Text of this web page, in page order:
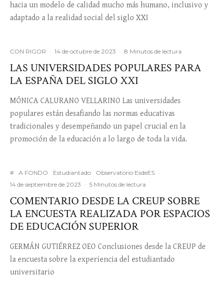
hacia un modelo de calidad mucho más humano, inclusivo y
adaptado a la realidad social del siglo XXI
CON RIGOR · 14 de octubre de 2023 · 8 Minutos de lectura
LAS UNIVERSIDADES POPULARES PARA
LA ESPAÑA DEL SIGLO XXI
MÓNICA CALURANO VELLARINO Las universidades
populares están desafiando las normas educativas
tradicionales y desempeñando un papel crucial en la
promoción de la educación a lo largo de toda la vida.
# A FONDO Estudiantado Observatorio EsdeES ·
14 de septiembre de 2023 · 5 Minutos de lectura
COMENTARIO DESDE LA CREUP SOBRE
LA ENCUESTA REALIZADA POR ESPACIOS
DE EDUCACIÓN SUPERIOR
GERMÁN GUTIÉRREZ OEO Conclusiones desde la CREUP de
la encuesta sobre la experiencia del estudiantado
universitario